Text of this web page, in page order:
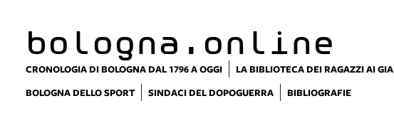
bologna.online
CRONOLOGIA DI BOLOGNA DAL 1796 A OGGI LA BIBLIOTECA DEI RAGAZZI AI
BOLOGNA DELLO SPORT
SINDACI DEL DOPOGUERRA BIBLIOGRAFIE